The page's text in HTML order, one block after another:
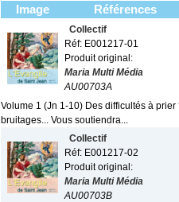
Image Références
Collectif
Réf: E001217-01
Produit original:
Maria Multi Média
AU00703A
Volume 1 (Jn 1-10) Des difficultés à
bruitages... Vous soutiendra...
Collectif
Réf: E001217-02
Produit original:
Maria Multi Média
AU00703B